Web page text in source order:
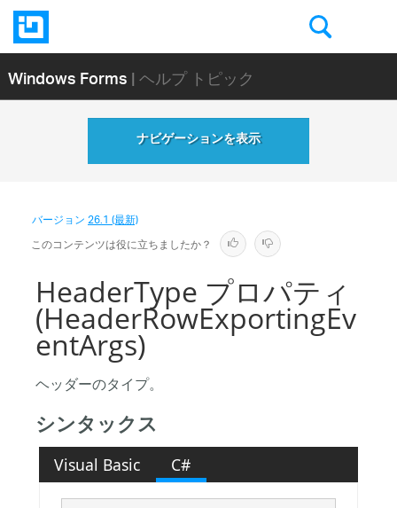
Windows Forms| ヘルプ トピック
ナビゲーションを表示
バージョン26.1 (最新)
このコンテンツは役に立ちましたか？
HeaderType プロパティ
(HeaderRowExportingEv
entArgs)
ヘッダーのタイプ。
シンタックス
Visual Basic C#